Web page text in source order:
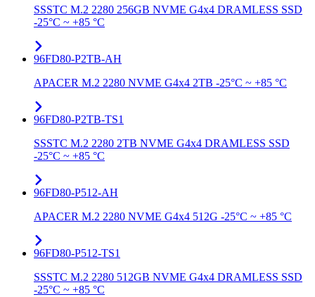
SSSTC M.2 2280 256GB NVME G4x4 DRAMLESS SSD
-25°C ~ +85 °C
96FD80-P2TB-AH
APACER M.2 2280 NVME G4x4 2TB -25°C ~ +85 °C
96FD80-P2TB-TS1
SSSTC M.2 2280 2TB NVME G4x4 DRAMLESS SSD
-25°C ~ +85 °C
96FD80-P512-AH
APACER M.2 2280 NVME G4x4 512G -25°C ~ +85 °C
96FD80-P512-TS1
SSSTC M.2 2280 512GB NVME G4x4 DRAMLESS SSD
-25°C ~ +85 °C